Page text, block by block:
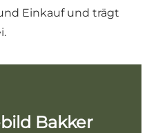
Einkauf und trägt
Bakker